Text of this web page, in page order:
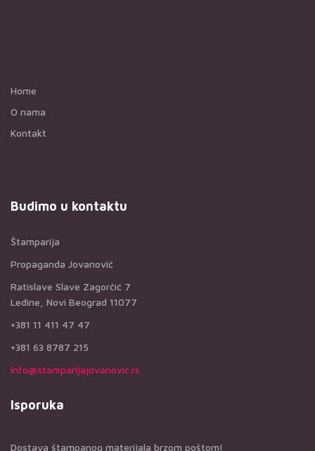
Home
O nama
Kontakt
Budimo u kontaktu
Štamparija
Propaganda Jovanović
Ratislave Slave Zagorčić 7
Ledine, Novi Beograd 11077
+381 11 411 47 47
+381 63 8787 215
info@stamparijajovanovic.rs
Isporuka
Dostava štampanog materijala brzom poštom!